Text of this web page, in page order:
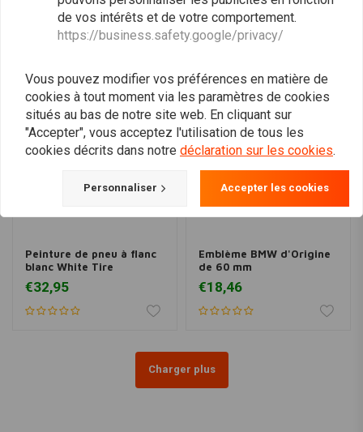
Appuyez sur les ciseaux pour comparer
Vente de coupons de réduction à partir de 0
Frecce piccole led
Paramètres spéciaux
Remplacement précédent
Lampe LED intégrée
Soutien au parafango
Alarme avec télécommunications
Utiliser une clé USB et un accendisigari
Cedo et divers types d'originaux.
Produits similaires
Peinture de pneu à flanc
blanc White Tire
€32,95
Emblème BMW d'Origine
de 60 mm
€18,46
Charger plus
de vos intérêts et de votre comportement.
https://business.safety.google/privacy/
Vous pouvez modifier vos préférences en matière de
cookies à tout moment via les paramètres de cookies
situés au bas de notre site web. En cliquant sur
"Accepter", vous acceptez l'utilisation de tous les
cookies décrits dans notre déclaration sur les cookies.
Personnaliser Accepter les cookies